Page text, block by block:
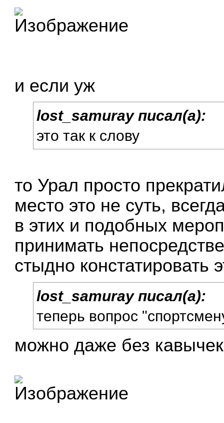
и если уж
lost_samuray писал(а):
это так к слову
то Урал просто
место это не суть,
в этих и подобных
принимать
стыдно констатировать
lost_samuray писал(а):
теперь вопрос
можно даже без